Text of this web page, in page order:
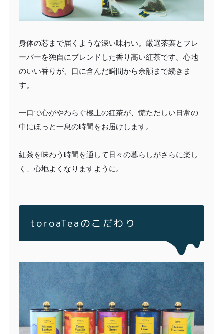
身体の芯まで届くような深い味わい。厳選茶葉とフレ
ーバーを独自にブレンドした香り高い紅茶です。心地
のいい香りが、口に含んだ瞬間から余韻まで続きま
す。
一口で心がやわらぐ極上の紅茶が、慌ただしい日常の
中にほっと一息の時間をお届けします。
紅茶を味わう時間を通して日々の暮らしがさらに楽し
く、心地よくなりますように。
toroaTeaのこだわり